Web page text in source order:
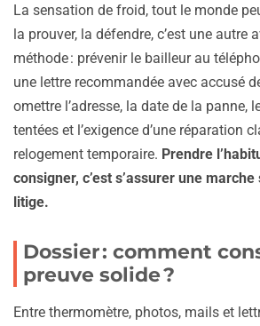
La sensation de froid, tout le monde
la prouver, la défendre, c’est une autre
méthode : prévenir le bailleur au
une lettre recommandée avec accusé
omettre l’adresse, la date de la panne,
tentées et l’exigence d’une réparation
relogement temporaire. Prendre
consigner, c’est s’assurer une
litige.
Dossier : comment
preuve solide ?
Entre thermomètre, photos, mails et